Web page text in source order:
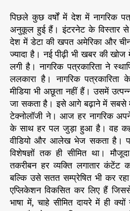
पिछले कुछ वर्षों में देश में नागरिक
अनुकूल हुई हैं। इंटरनेट के विस्तार से
देश में डेटा की खपत अमेरिका और
ज्यादा है। नई पीढ़ी भी खबर की
लगी है। नागरिक पत्रकारिता ने
ललकारा है। नागरिक पत्रकारिता
मीडिया भी अछूता नहीं हैं। उसमें
जा सकता है। इसे आगे बढ़ाने में सबसे
टेक्नोलॉजी ने। आज हर नागरिक
के साथ हर पल जुड़ा हुआ है। वह
वीडियो और आलेख भेज सकता है।
विशेषज्ञों तक ही सीमित था।
तकरीबन हर व्यक्ति लगातार कंटेंट
बल्कि उसे सतत सम्प्रेषित भी कर
एप्लिकेशन विकसित कर लिए हैं
भाषा में, चाहे सीमित दायरे में ही क्यों